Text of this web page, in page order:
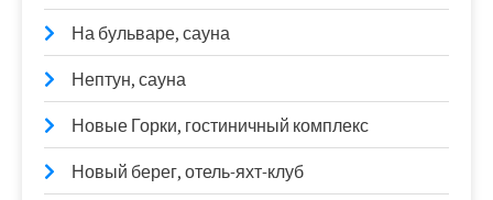
На бульваре, сауна
Нептун, сауна
Новые Горки, гостиничный комплекс
Новый берег, отель-яхт-клуб